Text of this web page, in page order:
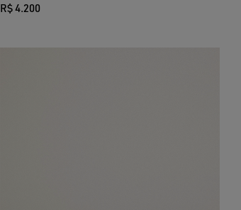
R$ 4.200